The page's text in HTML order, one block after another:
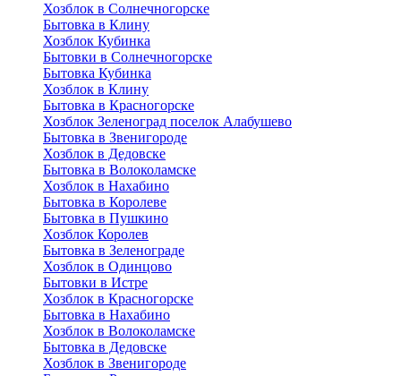
Хозблок в Солнечногорске
Бытовка в Клину
Хозблок Кубинка
Бытовки в Солнечногорске
Бытовка Кубинка
Хозблок в Клину
Бытовка в Красногорске
Хозблок Зеленоград поселок Алабушево
Бытовка в Звенигороде
Хозблок в Дедовске
Бытовка в Волоколамске
Хозблок в Нахабино
Бытовка в Королеве
Бытовкa в Пушкино
Хозблок Королев
Бытовка в Зеленограде
Хозблок в Одинцово
Бытовки в Истре
Хозблок в Красногорске
Бытовка в Нахабино
Хозблок в Волоколамске
Бытовкa в Дедовске
Хозблок в Звенигороде